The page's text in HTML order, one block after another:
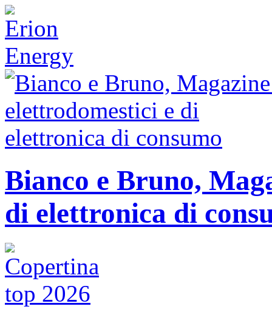
Bianco e Bruno,
di elettronica di